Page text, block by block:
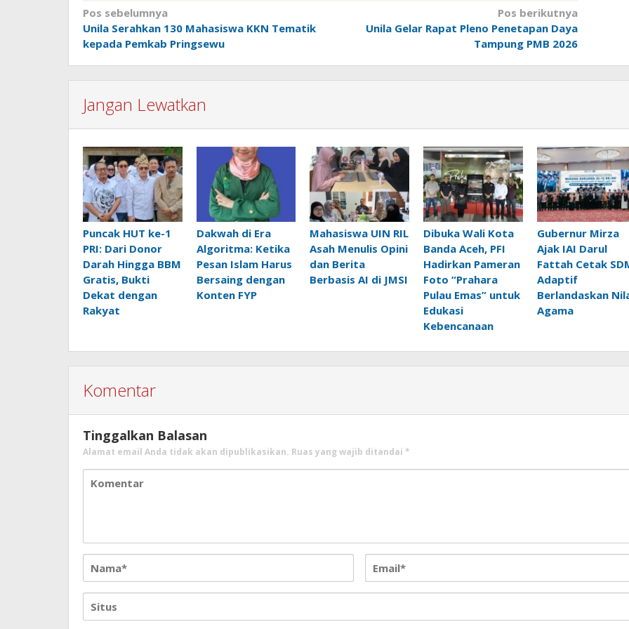
Navigasi
pos
Pos sebelumnya
Unila Serahkan 130 Mahasiswa KKN Tematik
kepada Pemkab Pringsewu
Pos berikutnya
Unila Gelar Rapat Pleno Penetapan Daya
Tampung PMB 2026
Jangan Lewatkan
Puncak HUT ke-1
PRI: Dari Donor
Darah Hingga BBM
Gratis, Bukti
Dekat dengan
Rakyat
Dakwah di Era
Algoritma: Ketika
Pesan Islam Harus
Bersaing dengan
Konten FYP
Mahasiswa UIN RIL
Asah Menulis Opini
dan Berita
Berbasis AI di JMSI
Dibuka Wali Kota
Banda Aceh, PFI
Hadirkan Pameran
Foto “Prahara
Pulau Emas” untuk
Edukasi
Kebencanaan
Gubernur Mirza
Ajak IAI Darul
Fattah Cetak
Adaptif
Berlandaskan
Agama
Komentar
Tinggalkan Balasan
Alamat email Anda tidak akan dipublikasikan. Ruas yang wajib ditandai *